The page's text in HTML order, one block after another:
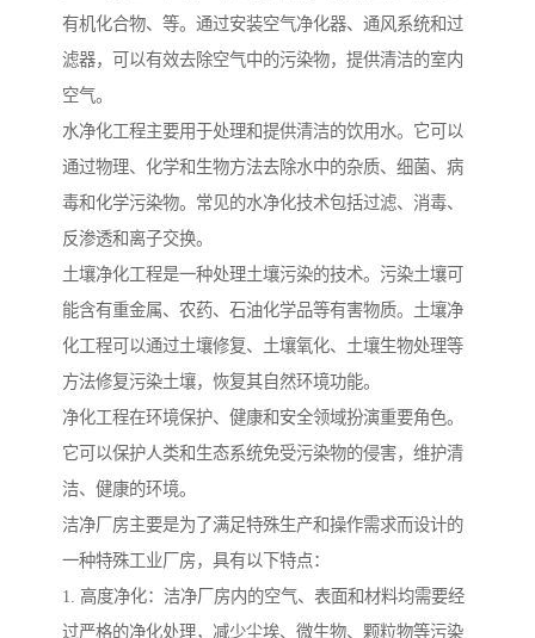
有机化合物、等。通过安装空气净化器、通风系统和过
滤器，可以有效去除空气中的污染物，提供清洁的室内
空气。
水净化工程主要用于处理和提供清洁的饮用水。它可以
通过物理、化学和生物方法去除水中的杂质、细菌、病
毒和化学污染物。常见的水净化技术包括过滤、消毒、
反渗透和离子交换。
土壤净化工程是一种处理土壤污染的技术。污染土壤可
能含有重金属、农药、石油化学品等有害物质。土壤净
化工程可以通过土壤修复、土壤氧化、土壤生物处理等
方法修复污染土壤，恢复其自然环境功能。
净化工程在环境保护、健康和安全领域扮演重要角色。
它可以保护人类和生态系统免受污染物的侵害，维护清
洁、健康的环境。
洁净厂房主要是为了满足特殊生产和操作需求而设计的
一种特殊工业厂房，具有以下特点：
1. 高度净化：洁净厂房内的空气、表面和材料均需要经
过严格的净化处理，减少尘埃、微生物、颗粒物等污染